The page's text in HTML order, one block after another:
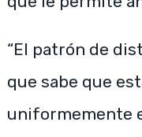
“El patrón de
que sabe que
uniformemente